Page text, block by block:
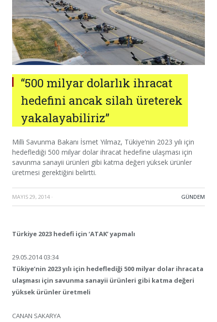
“500 milyar dolarlık ihracat
hedefini ancak silah üreterek
yakalayabiliriz”
Milli Savunma Bakanı İsmet Yılmaz, Tükiye’nin 2023 yılı için
hedeflediği 500 milyar dolar ihracat hedefine ulaşması için
savunma sanayii ürünleri gibi katma değeri yüksek ürünler
üretmesi gerektiğini belirtti.
MAYIS 29, 2014 · GÜNDEM
Türkiye 2023 hedefi için ‘ATAK’ yapmalı
29.05.2014 03:34
Tükiye’nin 2023 yılı için hedeflediği 500 milyar dolar ihracata
ulaşması için savunma sanayii ürünleri gibi katma değeri
yüksek ürünler üretmeli
CANAN SAKARYA